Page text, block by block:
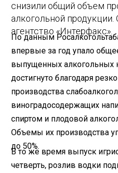
снизили общий объем
алкогольной продукции.
агентство «Интерфакс».
По данным
впервые за год упало
выпущенных алкогольных
достигнуто благодаря
производства
виноградосодержащих
спиртом и плодовой
Объемы их производства
до 50%.
В то же время выпуск
четверть, розлив водки